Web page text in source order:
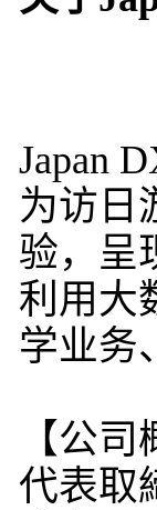
Japan
为访日
验，呈
利用大
学业务
【公司
代表取